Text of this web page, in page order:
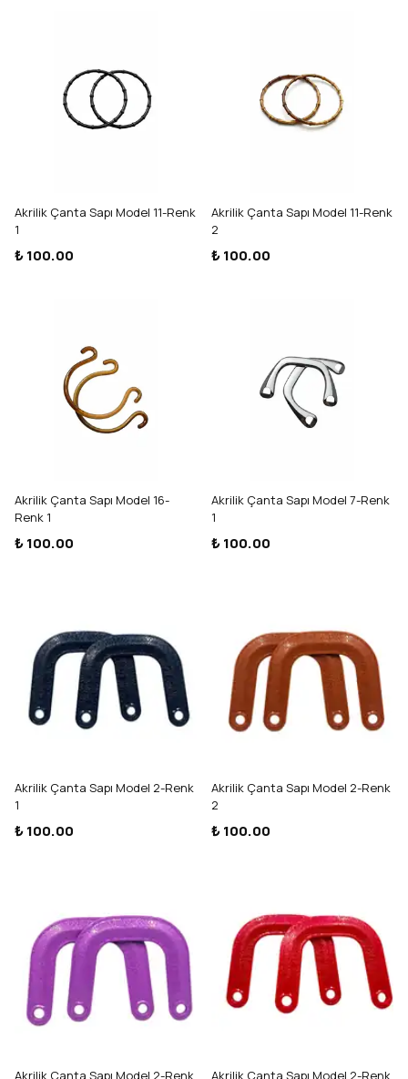
Akrilik Çanta Sapı Model 11-Renk
1
₺ 100.00
Akrilik Çanta Sapı Model 11-Renk
2
₺ 100.00
Akrilik Çanta Sapı Model 16-
Renk 1
₺ 100.00
Akrilik Çanta Sapı Model 7-Renk
1
₺ 100.00
Akrilik Çanta Sapı Model 2-Renk
1
₺ 100.00
Akrilik Çanta Sapı Model 2-Renk
2
₺ 100.00
Akrilik Çanta Sapı Model 2-Renk
Akrilik Çanta Sapı Model 2-Renk